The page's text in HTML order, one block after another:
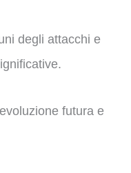
degli attacchi e
futura e